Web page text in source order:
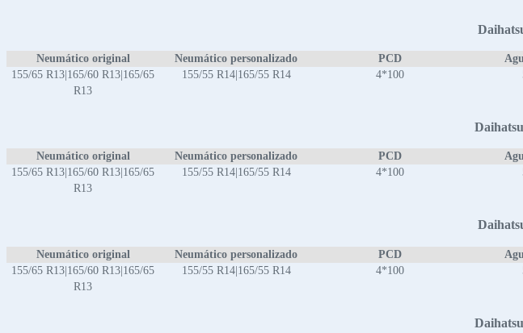
Neumático original Neumático personalizado PCD
155/65 R13|165/60 R13|165/65
R13
155/55 R14|165/55 R14 4*100
Neumático original Neumático personalizado PCD
155/65 R13|165/60 R13|165/65
R13
155/55 R14|165/55 R14 4*100
Neumático original Neumático personalizado PCD
155/65 R13|165/60 R13|165/65
R13
155/55 R14|165/55 R14 4*100